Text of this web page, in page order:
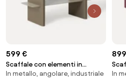
599 €
Scaffale con elementi in
metallo Rami
In metallo, angolare, industriale In